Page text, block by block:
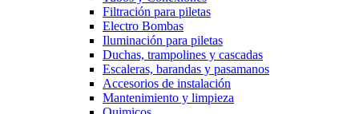
Filtración para piletas
Electro Bombas
Iluminación para piletas
Duchas, trampolines y cascadas
Escaleras, barandas y pasamanos
Accesorios de instalación
Mantenimiento y limpieza